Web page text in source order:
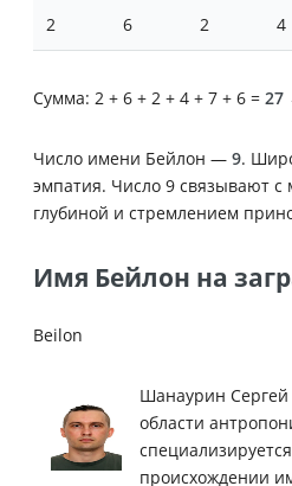
2 6 2 4
Сумма: 2 + 6 + 2 + 4 + 7 + 6 = 27
Число имени Бейлон — 9.
эмпатия. Число 9 связывают с
глубиной и стремлением
Имя Бейлон на
Beilon
Шанаурин Сергей
области
происхождении